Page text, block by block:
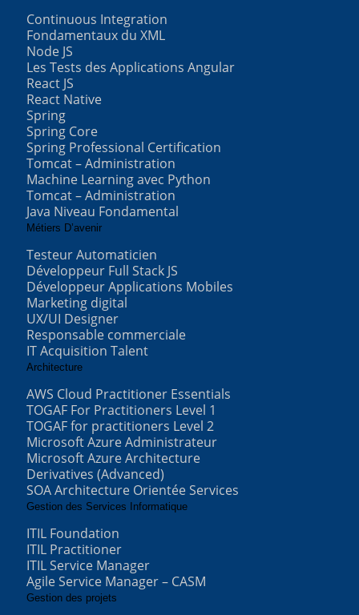
Continuous Integration
Fondamentaux du XML
Node JS
Les Tests des Applications Angular
React JS
React Native
Spring
Spring Core
Spring Professional Certification
Tomcat – Administration
Machine Learning avec Python
Tomcat – Administration
Java Niveau Fondamental
Métiers D’avenir
Testeur Automaticien
Développeur Full Stack JS
Développeur Applications Mobiles
Marketing digital
UX/UI Designer
Responsable commerciale
IT Acquisition Talent
Architecture
AWS Cloud Practitioner Essentials
TOGAF For Practitioners Level 1
TOGAF for practitioners Level 2
Microsoft Azure Administrateur
Microsoft Azure Architecture
Derivatives (Advanced)
SOA Architecture Orientée Services
Gestion des Services Informatique
ITIL Foundation
ITIL Practitioner
ITIL Service Manager
Agile Service Manager – CASM
Gestion des projets